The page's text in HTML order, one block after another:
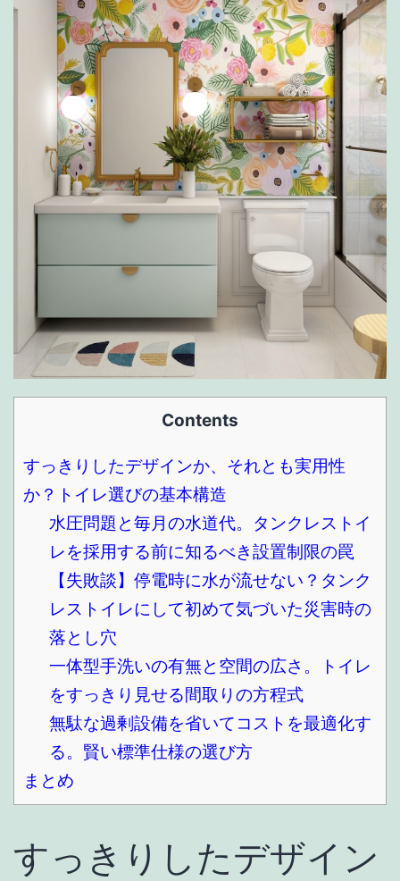
Contents
すっきりしたデザインか、それとも実用性
か？トイレ選びの基本構造
水圧問題と毎月の水道代。タンクレストイ
レを採用する前に知るべき設置制限の罠
【失敗談】停電時に水が流せない？タンク
レストイレにして初めて気づいた災害時の
落とし穴
一体型手洗いの有無と空間の広さ。トイレ
をすっきり見せる間取りの方程式
無駄な過剰設備を省いてコストを最適化す
る。賢い標準仕様の選び方
まとめ
すっきりしたデザイン